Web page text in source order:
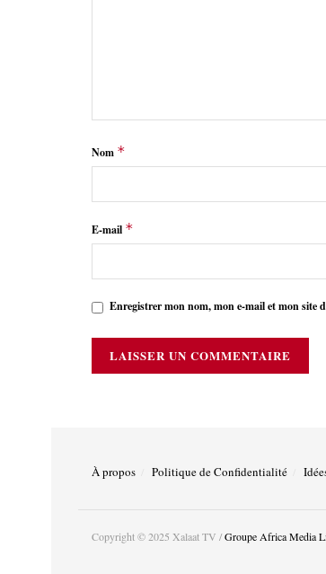
Nom *
E-mail *
Enregistrer mon nom, mon e-mail et mon site
À propos Politique de Confidentialité
Copyright © 2025 Xalaat TV /Groupe Africa Media